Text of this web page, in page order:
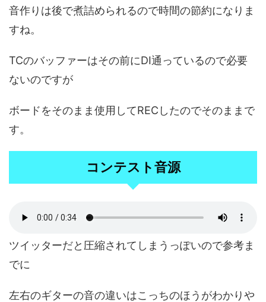
音作りは後で煮詰められるので時間の節約になりま
すね。
TCのバッファーはその前にDI通っているので必要
ないのですが
ボードをそのまま使用してRECしたのでそのままで
す。
コンテスト音源
ツイッターだと圧縮されてしまうっぽいので参考ま
でに
左右のギターの音の違いはこっちのほうがわかりや